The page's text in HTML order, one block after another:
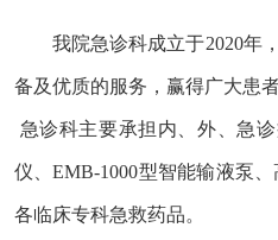
我院急诊科成立于2020年
备及优质的服务，赢得广大患
急诊科主要承担内、外、急
仪、EMB-1000型智能输液泵
各临床专科急救药品。